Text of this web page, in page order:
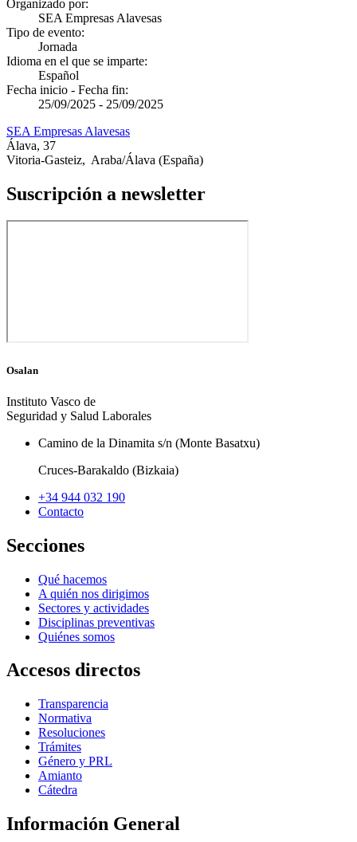
Organizado por:
SEA Empresas Alavesas
Tipo de evento:
Jornada
Idioma en el que se imparte:
Español
Fecha inicio - Fecha fin:
25/09/2025 - 25/09/2025
SEA Empresas Alavesas
Álava, 37
Vitoria-Gasteiz, Araba/Álava (España)
Suscripción a newsletter
Osalan
Instituto Vasco de
Seguridad y Salud Laborales
Camino de la Dinamita s/n (Monte Basatxu)
Cruces-Barakaldo (Bizkaia)
+34 944 032 190
Contacto
Secciones
Qué hacemos
A quién nos dirigimos
Sectores y actividades
Disciplinas preventivas
Quiénes somos
Accesos directos
Transparencia
Normativa
Resoluciones
Trámites
Género y PRL
Amianto
Cátedra
Información General